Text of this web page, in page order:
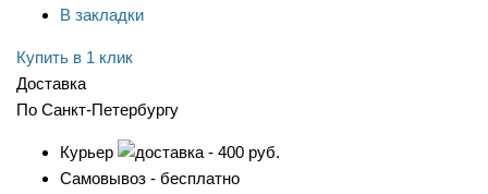
В закладки
Купить в 1 клик
Доставка
По Санкт-Петербургу
Курьер
- 400 руб.
Самовывоз - бесплатно